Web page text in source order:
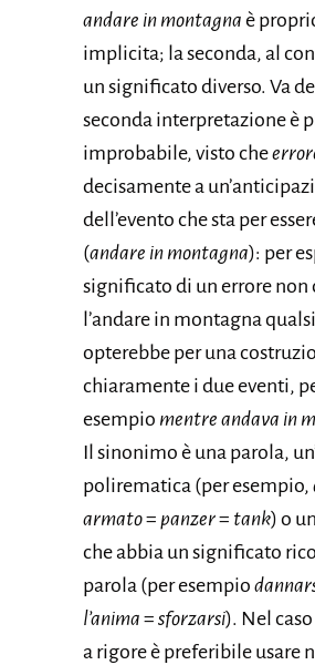
andare in montagna è
implicita; la seconda, al
un significato diverso. Va
seconda interpretazione è
improbabile, visto che
decisamente a
dell’evento che sta per
(andare in montagna): per
significato di un errore non
l’andare in montagna
opterebbe per una
chiaramente i due eventi,
esempio mentre andava in
Il sinonimo è una parola,
polirematica (per esempio,
armato= panzer= tank) o
che abbia un significato
parola (per esempio
l’anima = sforzarsi). Nel
a rigore è preferibile usare